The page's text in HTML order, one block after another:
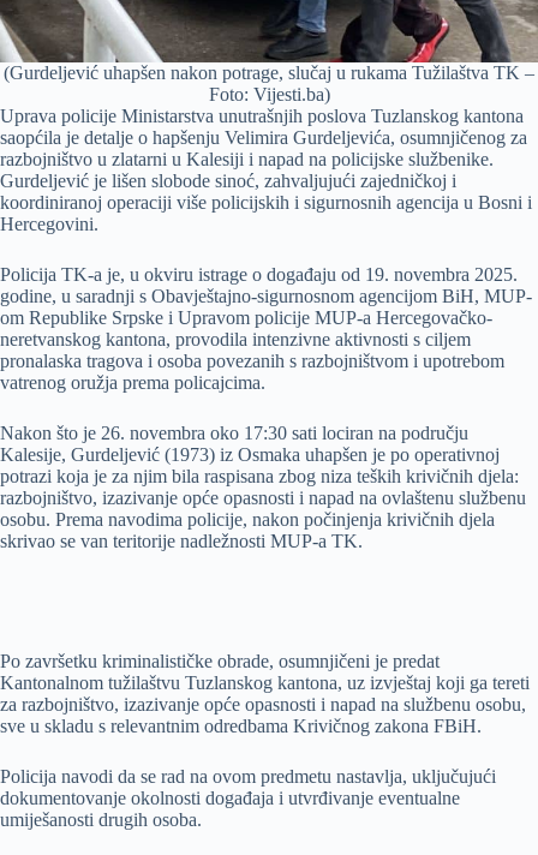
(Gurdeljević uhapšen nakon potrage, slučaj u rukama Tužilaštva TK –
Foto: Vijesti.ba)
Uprava policije Ministarstva unutrašnjih poslova Tuzlanskog kantona
saopćila je detalje o hapšenju Velimira Gurdeljevića, osumnjičenog za
razbojništvo u zlatarni u Kalesiji i napad na policijske službenike.
Gurdeljević je lišen slobode sinoć, zahvaljujući zajedničkoj i
koordiniranoj operaciji više policijskih i sigurnosnih agencija u Bosni i
Hercegovini.
Policija TK-a je, u okviru istrage o događaju od 19. novembra 2025.
godine, u saradnji s Obavještajno-sigurnosnom agencijom BiH, MUP-
om Republike Srpske i Upravom policije MUP-a Hercegovačko-
neretvanskog kantona, provodila intenzivne aktivnosti s ciljem
pronalaska tragova i osoba povezanih s razbojništvom i upotrebom
vatrenog oružja prema policajcima.
Nakon što je 26. novembra oko 17:30 sati lociran na području
Kalesije, Gurdeljević (1973) iz Osmaka uhapšen je po operativnoj
potrazi koja je za njim bila raspisana zbog niza teških krivičnih djela:
razbojništvo, izazivanje opće opasnosti i napad na ovlaštenu službenu
osobu. Prema navodima policije, nakon počinjenja krivičnih djela
skrivao se van teritorije nadležnosti MUP-a TK.
Po završetku kriminalističke obrade, osumnjičeni je predat
Kantonalnom tužilaštvu Tuzlanskog kantona, uz izvještaj koji ga tereti
za razbojništvo, izazivanje opće opasnosti i napad na službenu osobu,
sve u skladu s relevantnim odredbama Krivičnog zakona FBiH.
Policija navodi da se rad na ovom predmetu nastavlja, uključujući
dokumentovanje okolnosti događaja i utvrđivanje eventualne
umiješanosti drugih osoba.